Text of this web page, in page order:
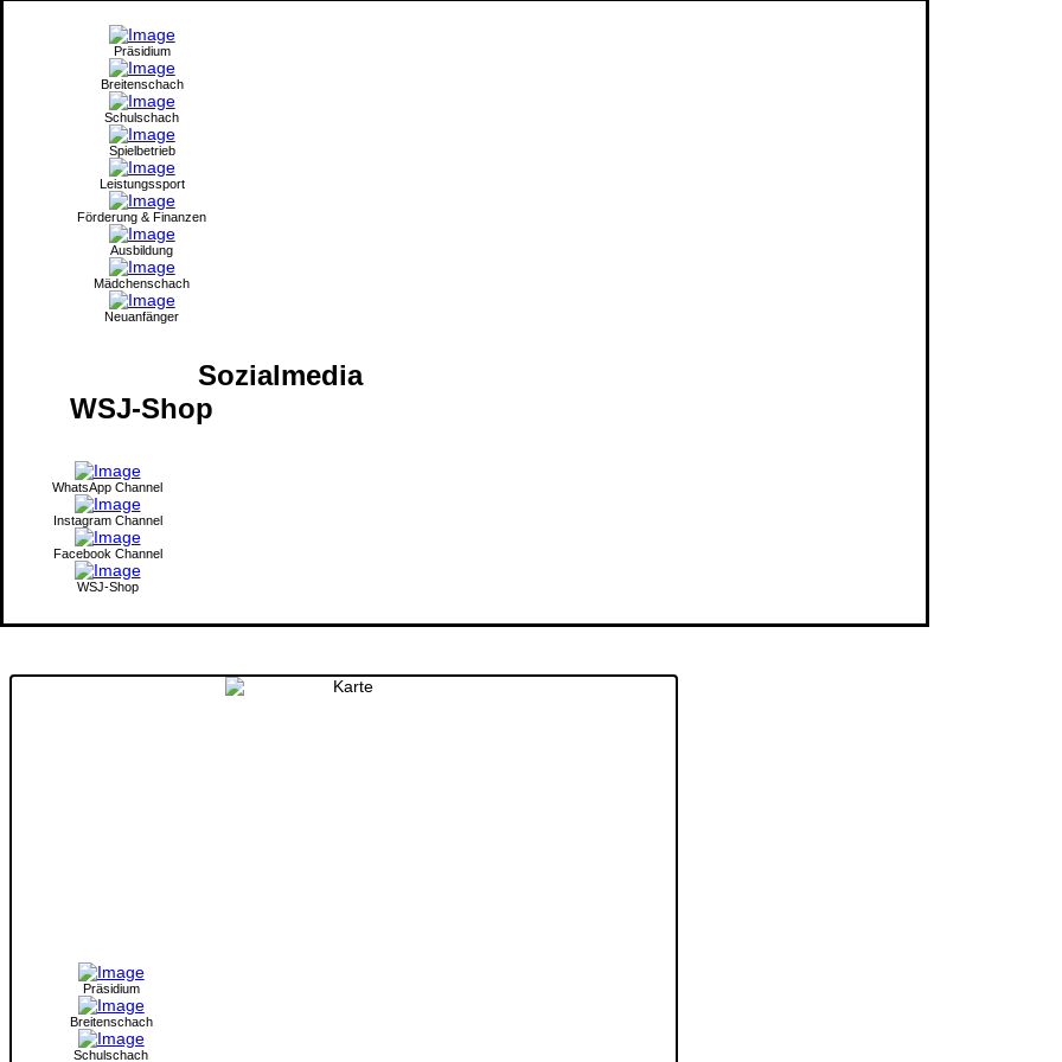
Präsidium
Breitenschach
Schulschach
Spielbetrieb
Leistungssport
Förderung & Finanzen
Ausbildung
Mädchenschach
Neuanfänger
Sozialmedia
WSJ-Shop
WhatsApp Channel
Instagram Channel
Facebook Channel
WSJ-Shop
Präsidium
Breitenschach
Schulschach